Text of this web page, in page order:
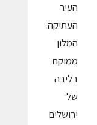
העיר
העתיקה.
המלון
ממוקם
בליבה
של
ירושלים